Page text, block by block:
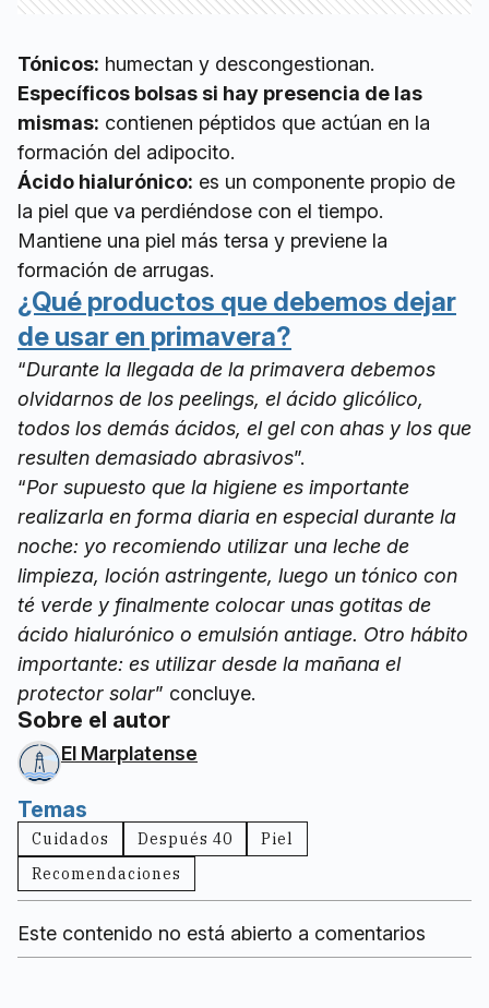
Tónicos: humectan y descongestionan.
Específicos bolsas si hay presencia de las
mismas: contienen péptidos que actúan en la
formación del adipocito.
Ácido hialurónico: es un componente propio de
la piel que va perdiéndose con el tiempo.
Mantiene una piel más tersa y previene la
formación de arrugas.
¿Qué productos que debemos dejar
de usar en primavera?
“Durante la llegada de la primavera debemos
olvidarnos de los peelings, el ácido glicólico,
todos los demás ácidos, el gel con ahas y los que
resulten demasiado abrasivos”.
“Por supuesto que la higiene es importante
realizarla en forma diaria en especial durante la
noche: yo recomiendo utilizar una leche de
limpieza, loción astringente, luego un tónico con
té verde y finalmente colocar unas gotitas de
ácido hialurónico o emulsión antiage. Otro hábito
importante: es utilizar desde la mañana el
protector solar” concluye.
Sobre el autor
El Marplatense
Temas
Cuidados Después 40
Piel
Recomendaciones
Este contenido no está abierto a comentarios